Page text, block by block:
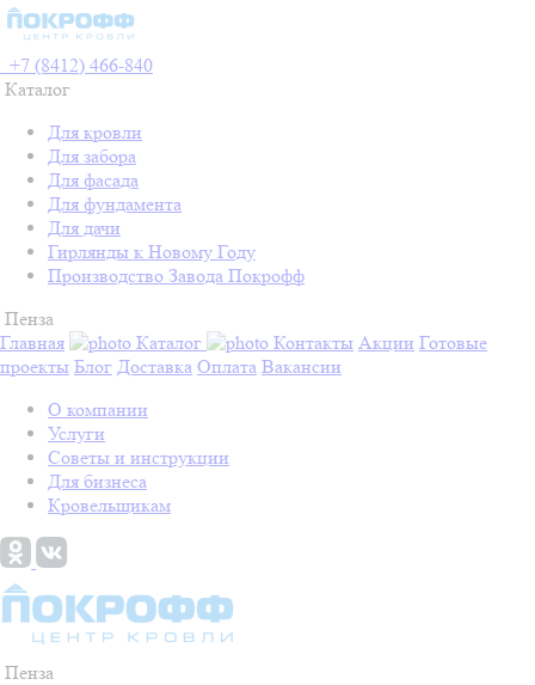
+7 (8412) 466-840
Каталог
Для кровли
Для забора
Для фасада
Для фундамента
Для дачи
Гирлянды к Новому Году
Производство Завода Покрофф
Пенза
Главная
Каталог Контакты Акции Готовые
проекты Блог Доставка Оплата Вакансии
О компании
Услуги
Советы и инструкции
Для бизнеса
Кровельщикам
Пенза